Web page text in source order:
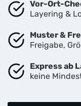
Vor-Ort-
Layering &
Muster &
Freigabe,
Express ab
keine